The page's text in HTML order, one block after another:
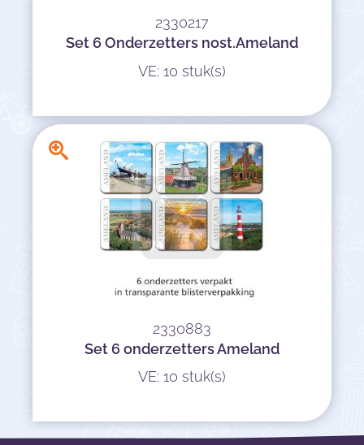
2330217
Set 6 Onderzetters nost.Ameland
VE: 10 stuk(s)
2330883
Set 6 onderzetters Ameland
VE: 10 stuk(s)